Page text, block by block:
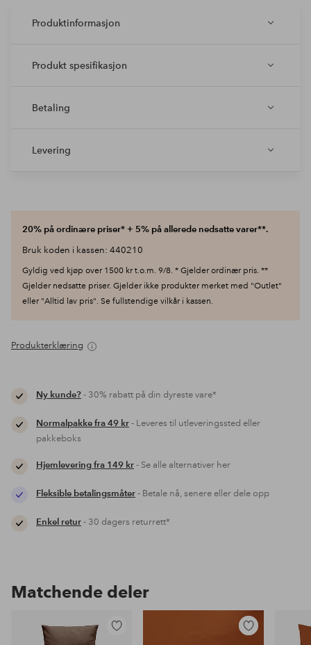
Produktinformasjon
Produkt spesifikasjon
Betaling
Levering
20% på ordinære priser* + 5% på allerede nedsatte varer**.
Bruk koden i kassen: 440210
Gyldig ved kjøp over 1500 kr t.o.m. 9/8. * Gjelder ordinær pris. **
Gjelder nedsatte priser. Gjelder ikke produkter merket med "Outlet"
eller "Alltid lav pris". Se fullstendige vilkår i kassen.
Produkterklæring
Ny kunde?- 30% rabatt på din dyreste vare*
Normalpakke fra 49 kr- Leveres til utleveringssted eller
pakkeboks
Hjemlevering fra 149 kr- Se alle alternativer her
Fleksible betalingsmåter- Betale nå, senere eller dele opp
Enkel retur- 30 dagers returrett*
Matchende deler